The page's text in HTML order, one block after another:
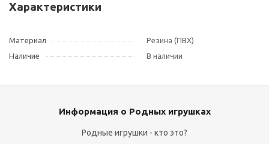
Характеристики
Материал
Резина (ПВХ)
Наличие
В наличии
Информация о Родных игрушках
Родные игрушки - кто это?